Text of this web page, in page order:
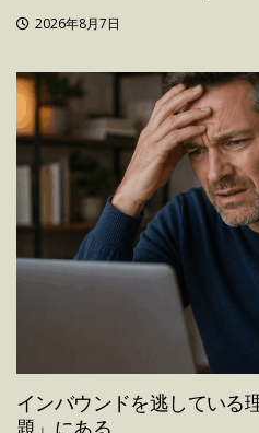
2026年8月7日
インバウンドを逃している
題」にある